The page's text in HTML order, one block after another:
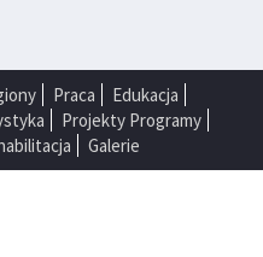
Praca
Edukacja
Projekty Programy
Galerie